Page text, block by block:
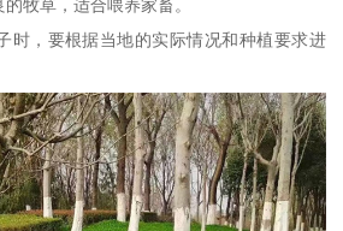
牧草，适合喂养家畜。
时，要根据当地的实际情况和种植要求进